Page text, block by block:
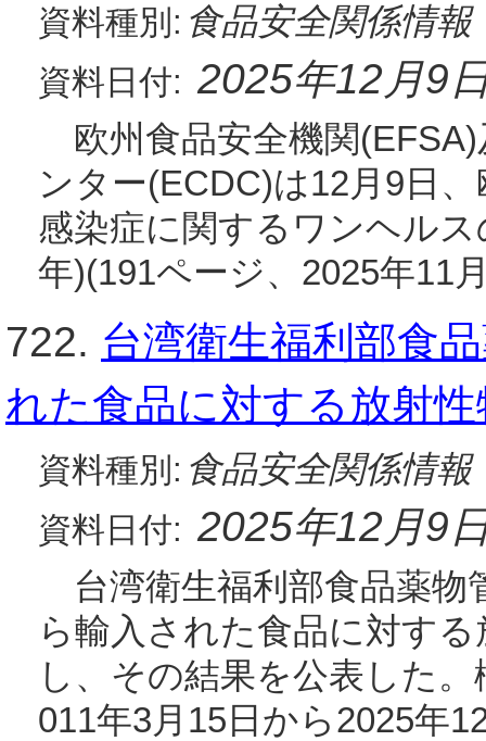
資料種別: 食品安全関係情報
資料日付: 2025年12月9
欧州食品安全機関
ンター(ECDC)は12月9日
感染症に関するワンヘル
年)(191ページ、2025年11
722. 台湾衛生福利部食
れた食品に対する放射
資料種別: 食品安全関係情報
資料日付: 2025年12月9
台湾衛生福利部食品薬物
ら輸入された食品に対す
し、その結果を公表した
011年3月15日から2025年